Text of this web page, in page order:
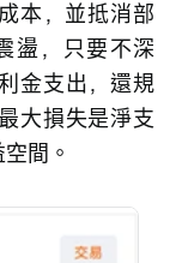
本，並抵消部
盪，只要不深
金支出，還規
大損失是淨支
間。